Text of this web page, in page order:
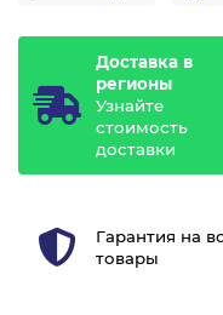
Доставка в
регионы
Узнайте
стоимость
доставки
Гарантия на
товары